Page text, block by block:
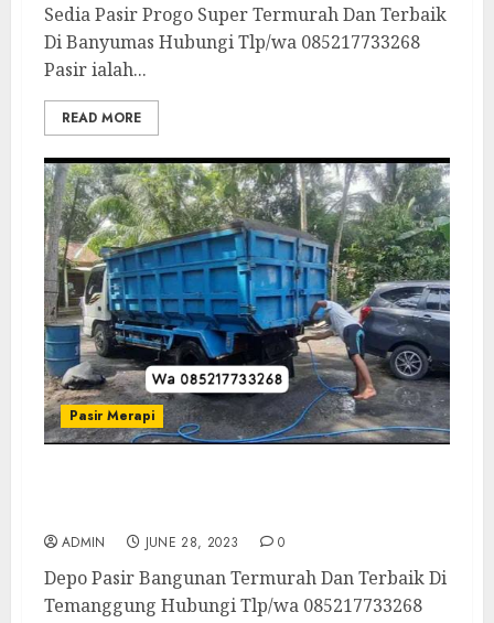
Sedia Pasir Progo Super Termurah Dan Terbaik
Di Banyumas Hubungi Tlp/wa 085217733268
Pasir ialah...
READ MORE
Pasir Merapi
ADMIN JUNE 28, 2023 0
Depo Pasir Bangunan Termurah Dan Terbaik Di
Temanggung Hubungi Tlp/wa 085217733268